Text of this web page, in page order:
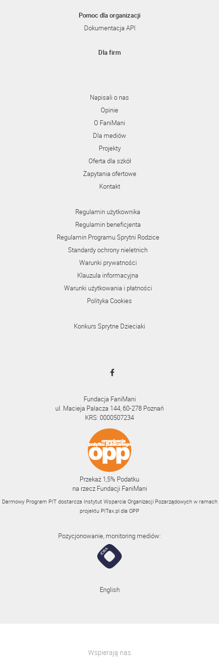
Pomoc dla organizacji
Dokumentacja API
Dla firm
Napisali o nas
Opinie
O FaniMani
Dla mediów
Projekty
Oferta dla szkół
Zapytania ofertowe
Kontakt
Regulamin użytkownika
Regulamin beneficjenta
Regulamin Programu Sprytni Rodzice
Standardy ochrony nieletnich
Warunki prywatności
Klauzula informacyjna
Warunki użytkowania i płatności
Polityka Cookies
Konkurs Sprytne Dzieciaki
Fundacja FaniMani
ul. Macieja Palacza 144, 60-278 Poznań
KRS: 0000507234
Przekaż 1,5% Podatku
na rzecz Fundacji FaniMani
Darmowy Program PIT dostarcza Instytut Wsparcia Organizacji Pozarządowych w ramach
projektu PITax.pl dla OPP
Pozycjonowanie, monitoring mediów:
English
Wspierają nas